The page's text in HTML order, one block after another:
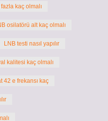
kaç olmalı
osilatörü alt kaç olmalı
LNB testi nasıl yapılır
kalitesi kaç olmalı
42 e frekansı kaç